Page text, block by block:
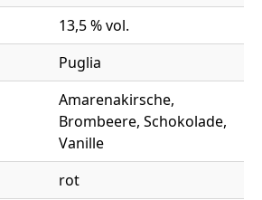
13,5 % vol.
Puglia
Amarenakirsche,
Brombeere, Schokolade,
Vanille
rot